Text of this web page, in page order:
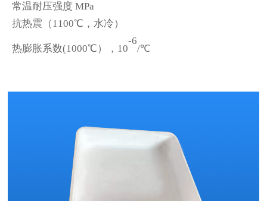
常温耐压强度 MPa
抗热震（1100℃，水冷）
热膨胀系数(1000℃），10
-6
/℃